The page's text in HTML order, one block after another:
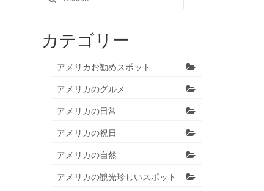
for:
カテゴリー
アメリカお勧めスポット
アメリカのグルメ
アメリカの日常
アメリカの祝日
アメリカの自然
アメリカの観光珍しいスポット